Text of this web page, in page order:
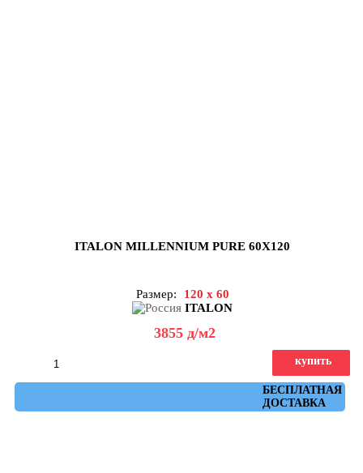
ITALON MILLENNIUM PURE 60X120
Размер:
120 x 60
ITALON
3855 д/м2
БЕСПЛАТНАЯ
ДОСТАВКА
купить